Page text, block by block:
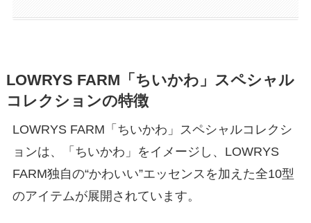
LOWRYS FARM「ちいかわ」スペシャル
コレクションの特徴
LOWRYS FARM「ちいかわ」スペシャルコレクシ
ョンは、「ちいかわ」をイメージし、LOWRYS
FARM独自の“かわいい”エッセンスを加えた全10型
のアイテムが展開されています。